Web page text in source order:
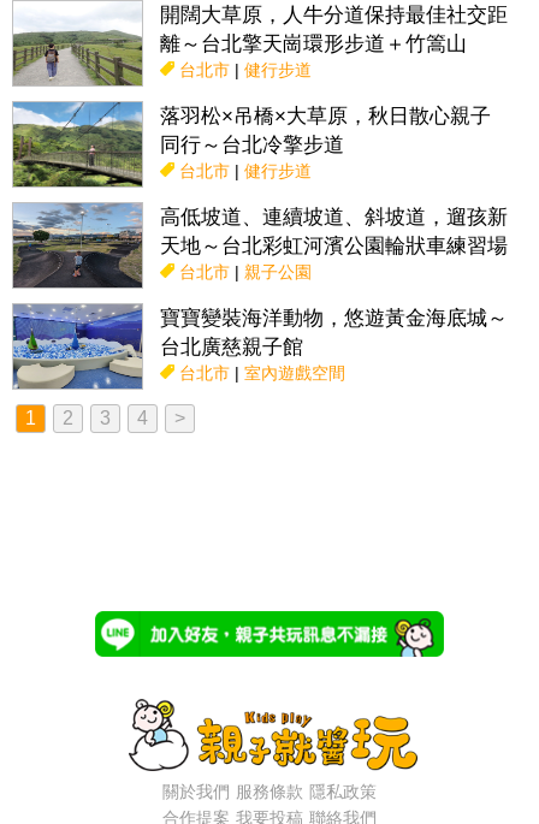
開闊大草原，人牛分道保持最佳社交距
離～台北擎天崗環形步道＋竹篙山
台北市| 健行步道
落羽松×吊橋×大草原，秋日散心親子
同行～台北冷擎步道
台北市| 健行步道
高低坡道、連續坡道、斜坡道，遛孩新
天地～台北彩虹河濱公園輪狀車練習場
台北市| 親子公園
寶寶變裝海洋動物，悠遊黃金海底城～
台北廣慈親子館
台北市| 室內遊戲空間
1 2 3 4 >
關於我們 服務條款 隱私政策
合作提案 我要投稿 聯絡我們